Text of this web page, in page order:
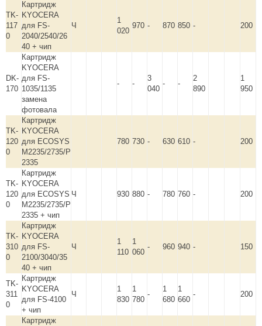
TK-
117
0
Картридж
KYOCERA
для FS-
2040/2540/26
40 + чип
Ч
1
020
970 - 870 850 - 200
DK-
170
Картридж
KYOCERA
для FS-
1035/1135
замена
фотовала
- -
3
040
- -
2
890
1
950
TK-
120
0
Картридж
KYOCERA
для ECOSYS
M2235/2735/P
2335
780 730 - 630 610 - 200
TK-
120
0
Картридж
KYOCERA
для ECOSYS
M2235/2735/P
2335 + чип
Ч 930 880 - 780 760 - 200
TK-
310
0
Картридж
KYOCERA
для FS-
2100/3040/35
40 + чип
Ч
1
110
1
060
- 960 940 - 150
TK-
311
0
Картридж
KYOCERA
для FS-4100
+ чип
Ч
1
830
1
780
-
1
680
1
660
- 200
Картридж